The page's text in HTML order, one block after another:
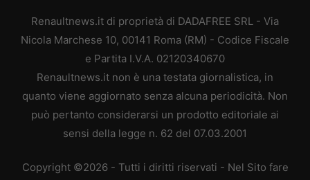
Renaultnews.it di proprietà di DADAFREE SRL - Via
Nicola Marchese 10, 00141 Roma (RM) - Codice Fiscale
e Partita I.V.A. 02120340670
Renaultnews.it non è una testata giornalistica, in
quanto viene aggiornato senza alcuna periodicità. Non
può pertanto considerarsi un prodotto editoriale ai
sensi della legge n. 62 del 07.03.2001
Copyright ©2026 - Tutti i diritti riservati - Nel Sito fare